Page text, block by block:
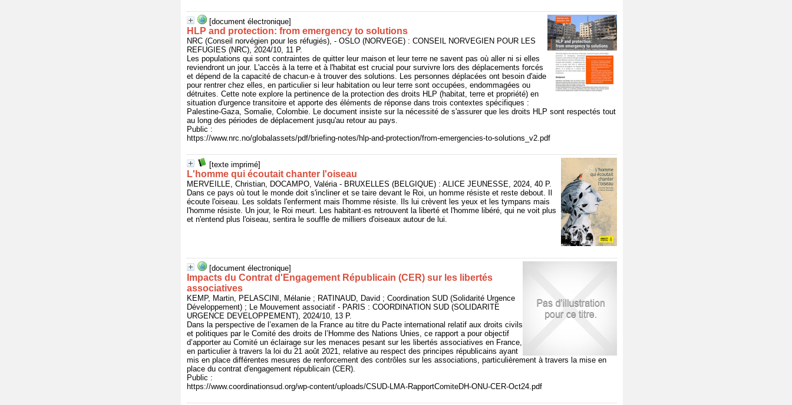
[document électronique]
HLP and protection: from emergency to solutions
NRC (Conseil norvégien pour les réfugiés), - OSLO (NORVEGE) : CONSEIL NORVEGIEN POUR LES
REFUGIES (NRC), 2024/10, 11 P.
Les populations qui sont contraintes de quitter leur maison et leur terre ne savent pas où aller ni si elles
reviendront un jour. L'accès à la terre et à l'habitat est crucial pour survivre lors des déplacements forcés
et dépend de la capacité de chacun·e à trouver des solutions. Les personnes déplacées ont besoin d'aide
pour rentrer chez elles, en particulier si leur habitation ou leur terre sont occupées, endommagées ou
détruites. Cette note explore la pertinence de la protection des droits HLP (habitat, terre et propriété) en
situation d'urgence transitoire et apporte des éléments de réponse dans trois contextes spécifiques :
Palestine-Gaza, Somalie, Colombie. Le document insiste sur la nécessité de s'assurer que les droits HLP sont respectés tout
au long des périodes de déplacement jusqu'au retour au pays.
Public :
https://www.nrc.no/globalassets/pdf/briefing-notes/hlp-and-protection/from-emergencies-to-solutions_v2.pdf
[texte imprimé]
L'homme qui écoutait chanter l'oiseau
MERVEILLE, Christian, DOCAMPO, Valéria - BRUXELLES (BELGIQUE) : ALICE JEUNESSE, 2024, 40 P.
Dans ce pays où tout le monde doit s'incliner et se taire devant le Roi, un homme résiste et reste debout. Il
écoute l'oiseau. Les soldats l'enferment mais l'homme résiste. Ils lui crèvent les yeux et les tympans mais
l'homme résiste. Un jour, le Roi meurt. Les habitant·es retrouvent la liberté et l'homme libéré, qui ne voit plus
et n'entend plus l'oiseau, sentira le souffle de milliers d'oiseaux autour de lui.
[document électronique]
Impacts du Contrat d'Engagement Républicain (CER) sur les libertés
associatives
KEMP, Martin, PELASCINI, Mélanie ; RATINAUD, David ; Coordination SUD (Solidarité Urgence
Développement) ; Le Mouvement associatif - PARIS : COORDINATION SUD (SOLIDARITE
URGENCE DEVELOPPEMENT), 2024/10, 13 P.
Dans la perspective de l’examen de la France au titre du Pacte international relatif aux droits civils
et politiques par le Comité des droits de l’Homme des Nations Unies, ce rapport a pour objectif
d’apporter au Comité un éclairage sur les menaces pesant sur les libertés associatives en France,
en particulier à travers la loi du 21 août 2021, relative au respect des principes républicains ayant
mis en place différentes mesures de renforcement des contrôles sur les associations, particulièrement à travers la mise en
place du contrat d'engagement républicain (CER).
Public :
https://www.coordinationsud.org/wp-content/uploads/CSUD-LMA-RapportComiteDH-ONU-CER-Oct24.pdf